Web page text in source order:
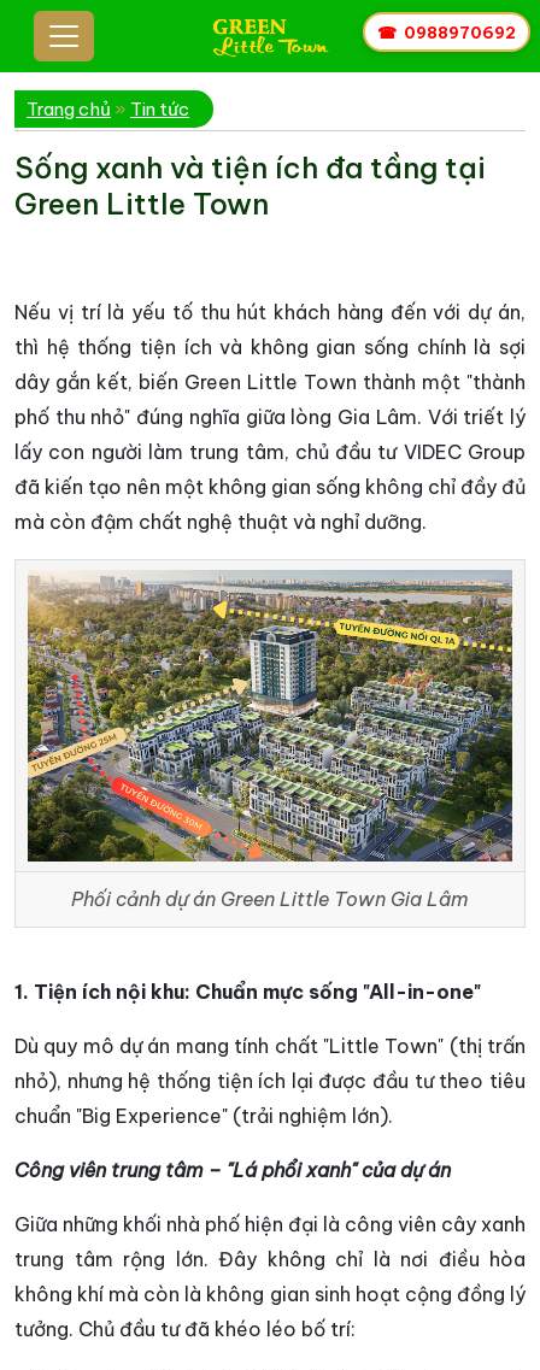
Trang chủ » Tin tức
Sống xanh và tiện ích đa tầng tại
Green Little Town
Nếu vị trí là yếu tố thu hút khách hàng đến với dự án,
thì hệ thống tiện ích và không gian sống chính là sợi
dây gắn kết, biến Green Little Town thành một "thành
phố thu nhỏ" đúng nghĩa giữa lòng Gia Lâm. Với triết lý
lấy con người làm trung tâm, chủ đầu tư VIDEC Group
đã kiến tạo nên một không gian sống không chỉ đầy đủ
mà còn đậm chất nghệ thuật và nghỉ dưỡng.
Phối cảnh dự án Green Little Town Gia Lâm
1. Tiện ích nội khu: Chuẩn mực sống "All-in-one"
Dù quy mô dự án mang tính chất "Little Town" (thị trấn
nhỏ), nhưng hệ thống tiện ích lại được đầu tư theo tiêu
chuẩn "Big Experience" (trải nghiệm lớn).
Công viên trung tâm – "Lá phổi xanh" của dự án
Giữa những khối nhà phố hiện đại là công viên cây xanh
trung tâm rộng lớn. Đây không chỉ là nơi điều hòa
không khí mà còn là không gian sinh hoạt cộng đồng lý
tưởng. Chủ đầu tư đã khéo léo bố trí:
☎ 0988970692